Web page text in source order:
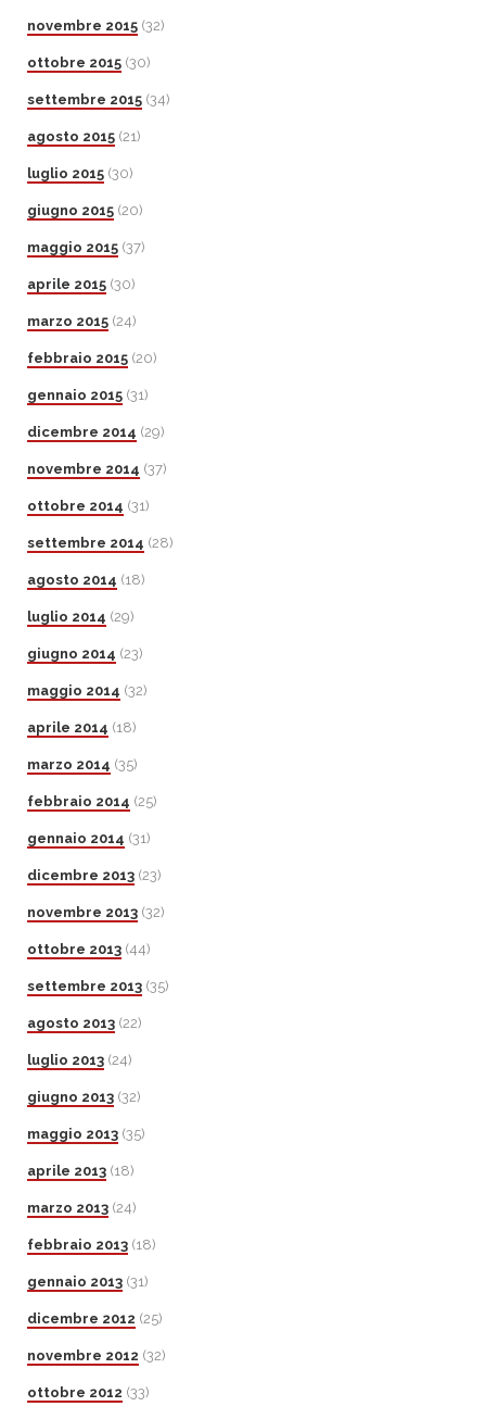
novembre 2015 (32)
ottobre 2015 (30)
settembre 2015 (34)
agosto 2015 (21)
luglio 2015 (30)
giugno 2015 (20)
maggio 2015 (37)
aprile 2015 (30)
marzo 2015 (24)
febbraio 2015 (20)
gennaio 2015 (31)
dicembre 2014 (29)
novembre 2014 (37)
ottobre 2014 (31)
settembre 2014 (28)
agosto 2014 (18)
luglio 2014 (29)
giugno 2014 (23)
maggio 2014 (32)
aprile 2014 (18)
marzo 2014 (35)
febbraio 2014 (25)
gennaio 2014 (31)
dicembre 2013 (23)
novembre 2013 (32)
ottobre 2013 (44)
settembre 2013 (35)
agosto 2013 (22)
luglio 2013 (24)
giugno 2013 (32)
maggio 2013 (35)
aprile 2013 (18)
marzo 2013 (24)
febbraio 2013 (18)
gennaio 2013 (31)
dicembre 2012 (25)
novembre 2012 (32)
ottobre 2012 (33)